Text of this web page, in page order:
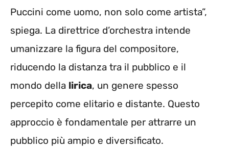
Puccini come uomo, non solo come artista”,
spiega. La direttrice d’orchestra intende
umanizzare la figura del compositore,
riducendo la distanza tra il pubblico e il
mondo della lirica, un genere spesso
percepito come elitario e distante. Questo
approccio è fondamentale per attrarre un
pubblico più ampio e diversificato.